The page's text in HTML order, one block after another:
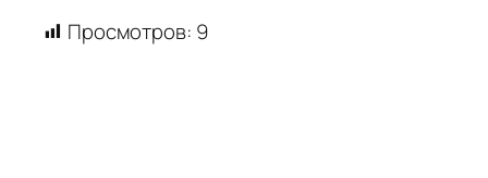
Просмотров: 9